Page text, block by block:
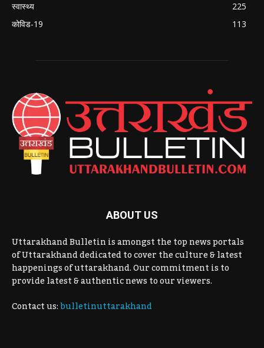
स्वास्थ्य
225
कोविड-19
113
ABOUT US
Uttarakhand Bulletin is amongst the top news portals
of Uttarakhand dedicated to cover the culture & latest
happenings of uttarakhand. Our commitment is to
provide latest & authentic news to our viewers.
Contact us:bulletinuttarakhand